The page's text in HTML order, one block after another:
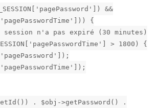
&&
{
n'a pas expiré (30 minutes)
> 1800) {
. $obj->getPassword() .